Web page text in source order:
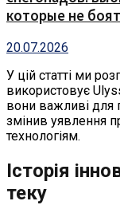
которые не
20.07.2026
У цій статті ми
використовує
вони важливі для
змінив уявлення
технологіям.
Історія
теку